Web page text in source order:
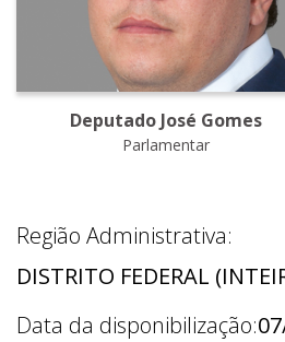
Deputado José Gomes
Parlamentar
Região Administrativa:
DISTRITO FEDERAL
Data da disponibilização: